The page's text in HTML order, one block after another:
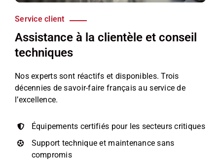
Service client
Assistance à la clientèle et conseil
techniques
Nos experts sont réactifs et disponibles. Trois
décennies de savoir-faire français au service de
l’excellence.
Équipements certifiés pour les secteurs critiques
Support technique et maintenance sans
compromis